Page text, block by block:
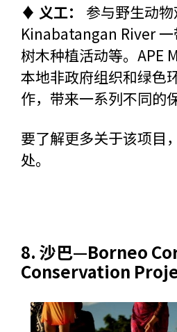
♦ 义工：
参与野生动
Kinabatangan River 一
树木种植活动等。APE
本地非政府组织和绿色
作，带来一系列不同的
要了解更多关于该项目
处。
8. 沙巴—Borneo
Conservation